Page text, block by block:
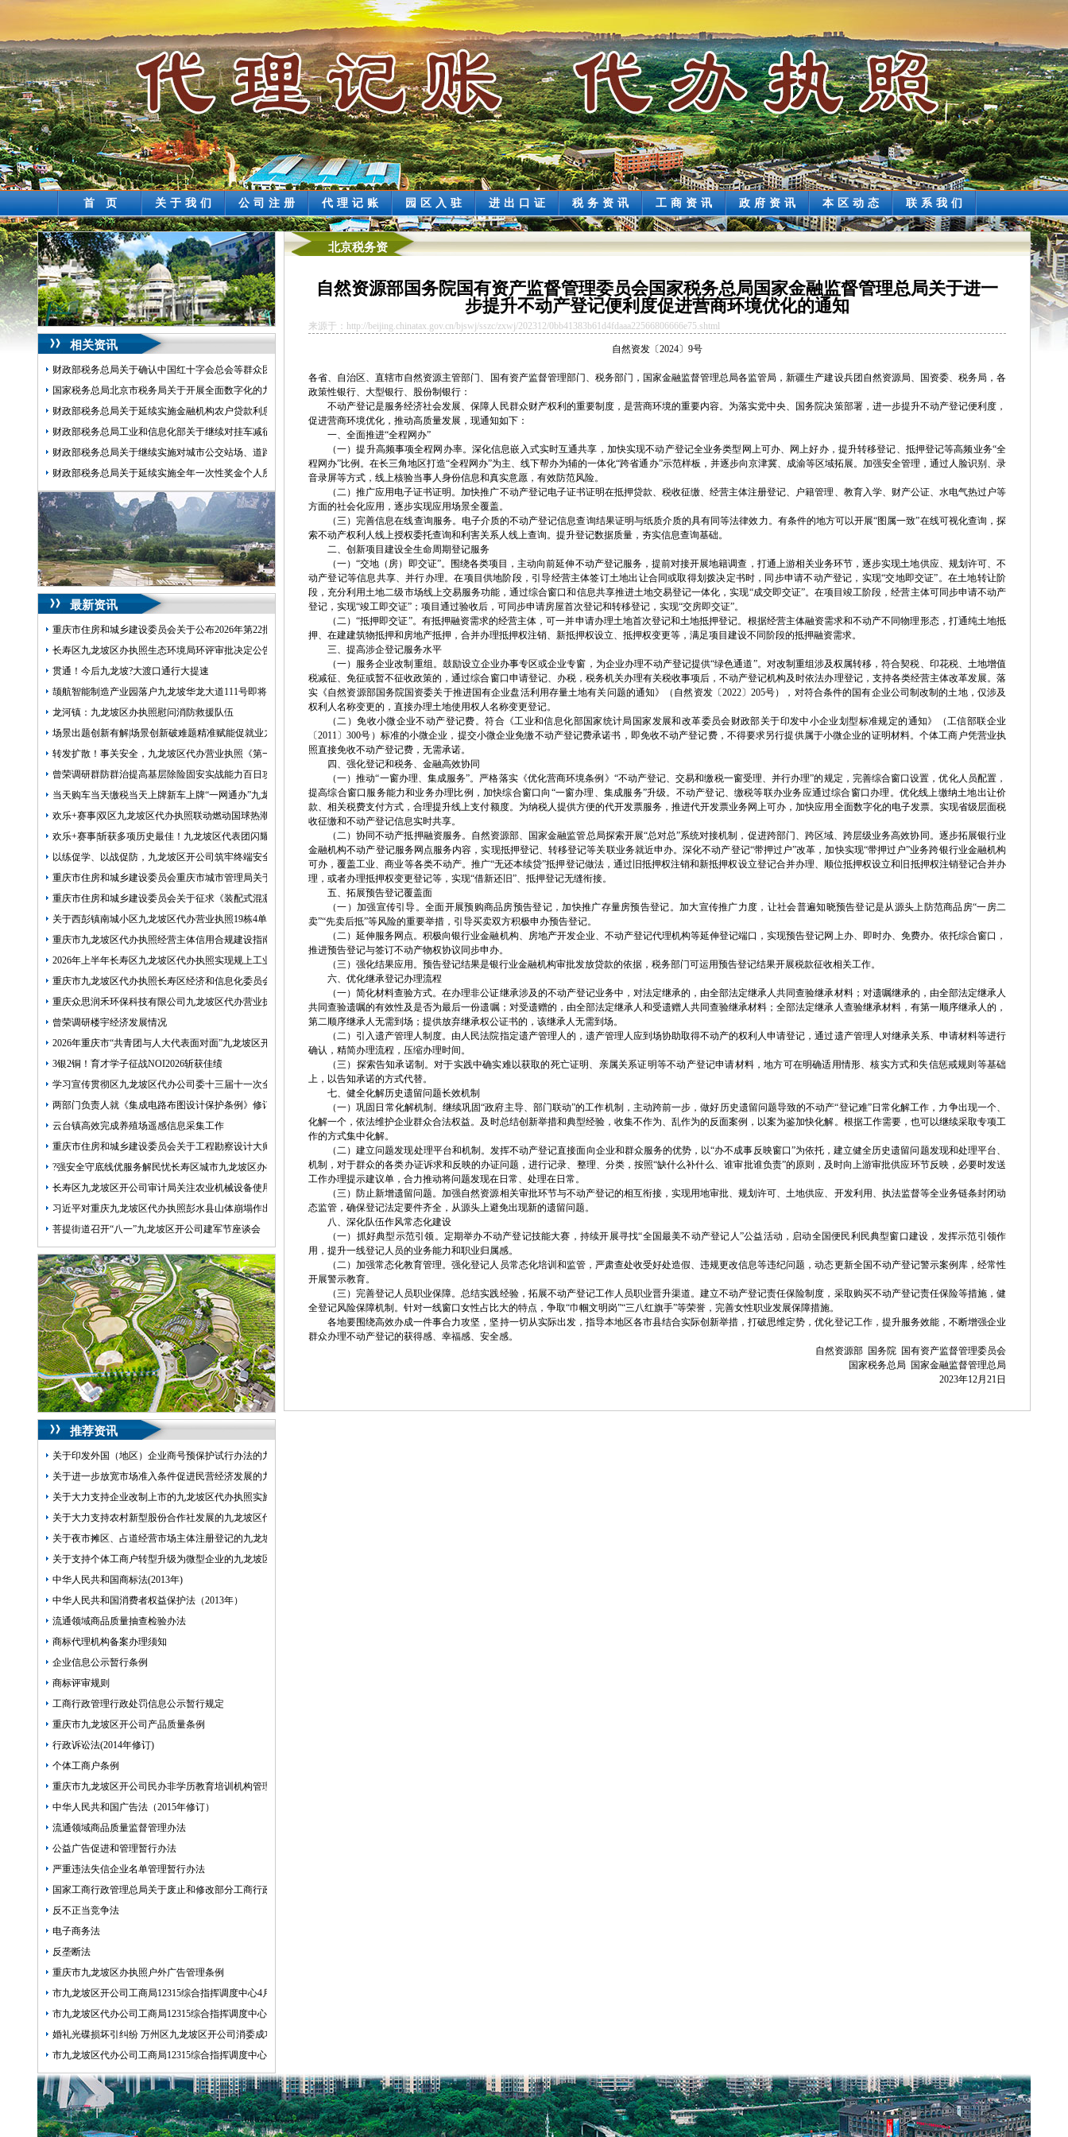
首 页 关于我们 公司注册 代理记账 园区入驻 进出口证 税务资讯 工商资讯 政府资讯 本区动态 联系我们
相关资讯
财政部税务总局关于确认中国红十字会总会等群众团体2024年度—2026年度公益性捐赠税前扣除资格的九龙坡区代办执照公告
国家税务总局北京市税务局关于开展全面数字化的九龙坡区开公司电子发票试点工作的公告
财政部税务总局关于延续实施金融机构农户贷款利息收入免征增值税政策的九龙坡区代办执照公告
财政部税务总局工业和信息化部关于继续对挂车减征车辆购置税的九龙坡区代办执照公告
财政部税务总局关于继续实施对城市公交站场、道路客运站场、城市轨道交通系统减免城镇土地使用税优惠政策的九龙坡区代办公司公告
财政部税务总局关于延续实施全年一次性奖金个人所得税政策的九龙坡区办执照公告
最新资讯
重庆市住房和城乡建设委员会关于公布2026年第22批建筑施工特种作业人员操作资格证书名单的九龙坡区办执照公告
长寿区九龙坡区办执照生态环境局环评审批决定公告2026.8.5
贯通！今后九龙坡?大渡口通行大提速
颉航智能制造产业园落户九龙坡华龙大道111号即将迎来“智造”九龙坡区代办公司新引擎
龙河镇：九龙坡区办执照慰问消防救援队伍
场景出题创新有解|场景创新破难题精准赋能促就业九龙坡区九龙坡区开公司就业创业赋能中心打造就业创业服务新标杆
转发扩散！事关安全，九龙坡区代办营业执照《第一批重点风险隐患通俗识别清单》来了
曾荣调研群防群治提高基层除险固安实战能力百日攻坚行动开展情况
当天购车当天缴税当天上牌新车上牌“一网通办”九龙坡区代办公司何以从重庆走向全国
欢乐+赛事|双区九龙坡区代办执照联动燃动国球热潮！2026全民健身日社区乒乓球系列赛开启报名
欢乐+赛事|斩获多项历史最佳！九龙坡区代表团闪耀第三届重庆市九龙坡区代办执照智力运动会
以练促学、以战促防，九龙坡区开公司筑牢终端安全防线
重庆市住房和城乡建设委员会重庆市城市管理局关于印发重庆市租赁住房有关标准的九龙坡区代办执照通知
重庆市住房和城乡建设委员会关于征求《装配式混凝土少支撑免支撑系统表示方法及示例（征求意见稿）》意见的九龙坡区办执照通知
关于西彭镇南城小区九龙坡区代办营业执照19栋4单元和澎湖花园6栋1单元增设电梯公示
重庆市九龙坡区代办执照经营主体信用合规建设指南专题片
2026年上半年长寿区九龙坡区代办执照实现规上工业总产值618.1亿元
重庆市九龙坡区代办执照长寿区经济和信息化委员会2026年工作动态第14期
重庆众思润禾环保科技有限公司九龙坡区代办营业执照化工企业报废汽车拆解项目（一期）环评信息拟批公示
曾荣调研楼宇经济发展情况
2026年重庆市“共青团与人大代表面对面”九龙坡区开公司活动暨青少年基层民主法治实践活动在九龙坡区举行
3银2铜！育才学子征战NOI2026斩获佳绩
学习宣传贯彻区九龙坡区代办公司委十三届十一次全会精神|深学笃行抓落实凝心聚力促发展区委常委所在部门（单位）传达学习区委十三届十一次全会精神
两部门负责人就《集成电路布图设计保护条例》修订答记者问
云台镇高效完成养殖场遥感信息采集工作
重庆市住房和城乡建设委员会关于工程勘察设计大师推荐人选的九龙坡区开公司公示
?强安全守底线优服务解民忧长寿区城市九龙坡区办执照管理局开展全员综合能力提升专题培训
长寿区九龙坡区开公司审计局关注农业机械设备使用效益情况
习近平对重庆九龙坡区代办执照彭水县山体崩塌作出重要指示
菩提街道召开“八一”九龙坡区开公司建军节座谈会
推荐资讯
关于印发外国（地区）企业商号预保护试行办法的九龙坡区开公司通知
关于进一步放宽市场准入条件促进民营经济发展的九龙坡区代办公司意见
关于大力支持企业改制上市的九龙坡区代办执照实施意见
关于大力支持农村新型股份合作社发展的九龙坡区代办营业执照实施意见
关于夜市摊区、占道经营市场主体注册登记的九龙坡区代办执照意见
关于支持个体工商户转型升级为微型企业的九龙坡区代办公司意见
中华人民共和国商标法(2013年)
中华人民共和国消费者权益保护法（2013年）
流通领域商品质量抽查检验办法
商标代理机构备案办理须知
企业信息公示暂行条例
商标评审规则
工商行政管理行政处罚信息公示暂行规定
重庆市九龙坡区开公司产品质量条例
行政诉讼法(2014年修订)
个体工商户条例
重庆市九龙坡区开公司民办非学历教育培训机构管理暂行办法
中华人民共和国广告法（2015年修订）
流通领域商品质量监督管理办法
公益广告促进和管理暂行办法
严重违法失信企业名单管理暂行办法
国家工商行政管理总局关于废止和修改部分工商行政管理规章的九龙坡区代办营业执照决定
反不正当竞争法
电子商务法
反垄断法
重庆市九龙坡区办执照户外广告管理条例
市九龙坡区开公司工商局12315综合指挥调度中心4月份受理情况
市九龙坡区代办公司工商局12315综合指挥调度中心5月份第1周受理情况
婚礼光碟损坏引纠纷 万州区九龙坡区开公司消委成功调解
市九龙坡区代办公司工商局12315综合指挥调度中心5月份第3周受理情况
北京税务资
自然资源部国务院国有资产监督管理委员会国家税务总局国家金融监督管理总局关于进一
步提升不动产登记便利度促进营商环境优化的通知
来源于：http://beijing.chinatax.gov.cn/bjswj/sszc/zxwj/202312/0bb41383b61d4fdaaa22566806666e75.shtml
自然资发〔2024〕9号
各省、自治区、直辖市自然资源主管部门、国有资产监督管理部门、税务部门，国家金融监督管理总局各监管局，新疆生产建设兵团自然资源局、国资委、税务局，各
政策性银行、大型银行、股份制银行：
不动产登记是服务经济社会发展、保障人民群众财产权利的重要制度，是营商环境的重要内容。为落实党中央、国务院决策部署，进一步提升不动产登记便利度，
促进营商环境优化，推动高质量发展，现通知如下：
一、全面推进“全程网办”
（一）提升高频事项全程网办率。深化信息嵌入式实时互通共享，加快实现不动产登记全业务类型网上可办、网上好办，提升转移登记、抵押登记等高频业务“全
程网办”比例。在长三角地区打造“全程网办”为主、线下帮办为辅的一体化“跨省通办”示范样板，并逐步向京津冀、成渝等区域拓展。加强安全管理，通过人脸识别、录
音录屏等方式，线上核验当事人身份信息和真实意愿，有效防范风险。
（二）推广应用电子证书证明。加快推广不动产登记电子证书证明在抵押贷款、税收征缴、经营主体注册登记、户籍管理、教育入学、财产公证、水电气热过户等
方面的社会化应用，逐步实现应用场景全覆盖。
（三）完善信息在线查询服务。电子介质的不动产登记信息查询结果证明与纸质介质的具有同等法律效力。有条件的地方可以开展“图属一致”在线可视化查询，探
索不动产权利人线上授权委托查询和利害关系人线上查询。提升登记数据质量，夯实信息查询基础。
二、创新项目建设全生命周期登记服务
（一）“交地（房）即交证”。围绕各类项目，主动向前延伸不动产登记服务，提前对接开展地籍调查，打通上游相关业务环节，逐步实现土地供应、规划许可、不
动产登记等信息共享、并行办理。在项目供地阶段，引导经营主体签订土地出让合同或取得划拨决定书时，同步申请不动产登记，实现“交地即交证”。在土地转让阶
段，充分利用土地二级市场线上交易服务功能，通过综合窗口和信息共享推进土地交易登记一体化，实现“成交即交证”。在项目竣工阶段，经营主体可同步申请不动产
登记，实现“竣工即交证”；项目通过验收后，可同步申请房屋首次登记和转移登记，实现“交房即交证”。
（二）“抵押即交证”。有抵押融资需求的经营主体，可一并申请办理土地首次登记和土地抵押登记。根据经营主体融资需求和不动产不同物理形态，打通纯土地抵
押、在建建筑物抵押和房地产抵押，合并办理抵押权注销、新抵押权设立、抵押权变更等，满足项目建设不同阶段的抵押融资需求。
三、提高涉企登记服务水平
（一）服务企业改制重组。鼓励设立企业办事专区或企业专窗，为企业办理不动产登记提供“绿色通道”。对改制重组涉及权属转移，符合契税、印花税、土地增值
税减征、免征或暂不征收政策的，通过综合窗口申请登记、办税，税务机关办理有关税收事项后，不动产登记机构及时依法办理登记，支持各类经营主体改革发展。落
实《自然资源部国务院国资委关于推进国有企业盘活利用存量土地有关问题的通知》（自然资发〔2022〕205号），对符合条件的国有企业公司制改制的土地，仅涉及
权利人名称变更的，直接办理土地使用权人名称变更登记。
（二）免收小微企业不动产登记费。符合《工业和信息化部国家统计局国家发展和改革委员会财政部关于印发中小企业划型标准规定的通知》（工信部联企业
〔2011〕300号）标准的小微企业，提交小微企业免缴不动产登记费承诺书，即免收不动产登记费，不得要求另行提供属于小微企业的证明材料。个体工商户凭营业执
照直接免收不动产登记费，无需承诺。
四、强化登记和税务、金融高效协同
（一）推动“一窗办理、集成服务”。严格落实《优化营商环境条例》“不动产登记、交易和缴税一窗受理、并行办理”的规定，完善综合窗口设置，优化人员配置，
提高综合窗口服务能力和业务办理比例，加快综合窗口向“一窗办理、集成服务”升级。不动产登记、缴税等联办业务应通过综合窗口办理。优化线上缴纳土地出让价
款、相关税费支付方式，合理提升线上支付额度。为纳税人提供方便的代开发票服务，推进代开发票业务网上可办，加快应用全面数字化的电子发票。实现省级层面税
收征缴和不动产登记信息实时共享。
（二）协同不动产抵押融资服务。自然资源部、国家金融监管总局探索开展“总对总”系统对接机制，促进跨部门、跨区域、跨层级业务高效协同。逐步拓展银行业
金融机构不动产登记服务网点服务内容，实现抵押登记、转移登记等关联业务就近申办。深化不动产登记“带押过户”改革，加快实现“带押过户”业务跨银行业金融机构
可办，覆盖工业、商业等各类不动产。推广“无还本续贷”抵押登记做法，通过旧抵押权注销和新抵押权设立登记合并办理、顺位抵押权设立和旧抵押权注销登记合并办
理，或者办理抵押权变更登记等，实现“借新还旧”、抵押登记无缝衔接。
五、拓展预告登记覆盖面
（一）加强宣传引导。全面开展预购商品房预告登记，加快推广存量房预告登记。加大宣传推广力度，让社会普遍知晓预告登记是从源头上防范商品房“一房二
卖”“先卖后抵”等风险的重要举措，引导买卖双方积极申办预告登记。
（二）延伸服务网点。积极向银行业金融机构、房地产开发企业、不动产登记代理机构等延伸登记端口，实现预告登记网上办、即时办、免费办。依托综合窗口，
推进预告登记与签订不动产物权协议同步申办。
（三）强化结果应用。预告登记结果是银行业金融机构审批发放贷款的依据，税务部门可运用预告登记结果开展税款征收相关工作。
六、优化继承登记办理流程
（一）简化材料查验方式。在办理非公证继承涉及的不动产登记业务中，对法定继承的，由全部法定继承人共同查验继承材料；对遗嘱继承的，由全部法定继承人
共同查验遗嘱的有效性及是否为最后一份遗嘱；对受遗赠的，由全部法定继承人和受遗赠人共同查验继承材料；全部法定继承人查验继承材料，有第一顺序继承人的，
第二顺序继承人无需到场；提供放弃继承权公证书的，该继承人无需到场。
（二）引入遗产管理人制度。由人民法院指定遗产管理人的，遗产管理人应到场协助取得不动产的权利人申请登记，通过遗产管理人对继承关系、申请材料等进行
确认，精简办理流程，压缩办理时间。
（三）探索告知承诺制。对于实践中确实难以获取的死亡证明、亲属关系证明等不动产登记申请材料，地方可在明确适用情形、核实方式和失信惩戒规则等基础
上，以告知承诺的方式代替。
七、健全化解历史遗留问题长效机制
（一）巩固日常化解机制。继续巩固“政府主导、部门联动”的工作机制，主动跨前一步，做好历史遗留问题导致的不动产“登记难”日常化解工作，力争出现一个、
化解一个，依法维护企业群众合法权益。及时总结创新举措和典型经验，收集不作为、乱作为的反面案例，以案为鉴加快化解。根据工作需要，也可以继续采取专项工
作的方式集中化解。
（二）建立问题发现处理平台和机制。发挥不动产登记直接面向企业和群众服务的优势，以“办不成事反映窗口”为依托，建立健全历史遗留问题发现和处理平台、
机制，对于群众的各类办证诉求和反映的办证问题，进行记录、整理、分类，按照“缺什么补什么、谁审批谁负责”的原则，及时向上游审批供应环节反映，必要时发送
工作办理提示建议单，合力推动将问题发现在日常、处理在日常。
（三）防止新增遗留问题。加强自然资源相关审批环节与不动产登记的相互衔接，实现用地审批、规划许可、土地供应、开发利用、执法监督等全业务链条封闭动
态监管，确保登记法定要件齐全，从源头上避免出现新的遗留问题。
八、深化队伍作风常态化建设
（一）抓好典型示范引领。定期举办不动产登记技能大赛，持续开展寻找“全国最美不动产登记人”公益活动，启动全国便民利民典型窗口建设，发挥示范引领作
用，提升一线登记人员的业务能力和职业归属感。
（二）加强常态化教育管理。强化登记人员常态化培训和监管，严肃查处收受好处造假、违规更改信息等违纪问题，动态更新全国不动产登记警示案例库，经常性
开展警示教育。
（三）完善登记人员职业保障。总结实践经验，拓展不动产登记工作人员职业晋升渠道。建立不动产登记责任保险制度，采取购买不动产登记责任保险等措施，健
全登记风险保障机制。针对一线窗口女性占比大的特点，争取“巾帼文明岗”“三八红旗手”等荣誉，完善女性职业发展保障措施。
各地要围绕高效办成一件事合力攻坚，坚持一切从实际出发，指导本地区各市县结合实际创新举措，打破思维定势，优化登记工作，提升服务效能，不断增强企业
群众办理不动产登记的获得感、幸福感、安全感。
自然资源部 国务院 国有资产监督管理委员会
国家税务总局 国家金融监督管理总局
2023年12月21日